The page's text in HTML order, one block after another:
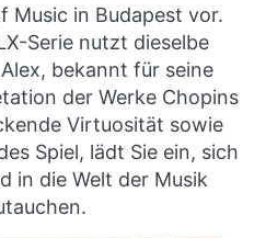
Music in Budapest vor.
Serie nutzt dieselbe
bekannt für seine
der Werke Chopins
Virtuosität sowie
Spiel, lädt Sie ein, sich
in die Welt der Musik